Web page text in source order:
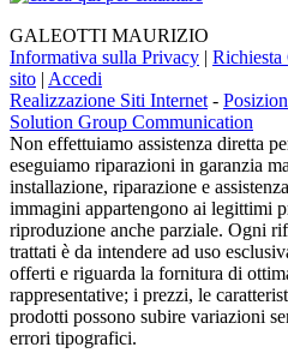
GALEOTTI MAURIZIO
Informativa sulla Privacy | Richiesta
sito | Accedi
Realizzazione Siti Internet -
Solution Group Communication
Non effettuiamo assistenza diretta
eseguiamo riparazioni in garanzia
installazione, riparazione e
immagini appartengono ai legittimi
riproduzione anche parziale. Ogni
trattati è da intendere ad uso
offerti e riguarda la fornitura di
rappresentative; i prezzi, le
prodotti possono subire variazioni
errori tipografici.